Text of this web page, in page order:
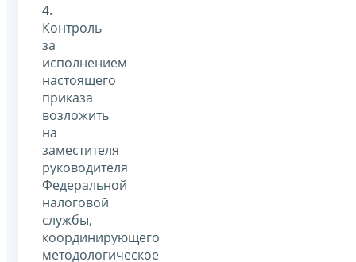
4.
Контроль
за
исполнением
настоящего
приказа
возложить
на
заместителя
руководителя
Федеральной
налоговой
службы,
координирующего
методологическое